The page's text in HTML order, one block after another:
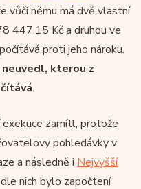
vůči němu má dvě vlastní
447,15 Kč a druhou ve
proti jeho nároku.
kterou z
.
zamítl, protože
pohledávky v
a následně i Nejvyšší
nich bylo započtení